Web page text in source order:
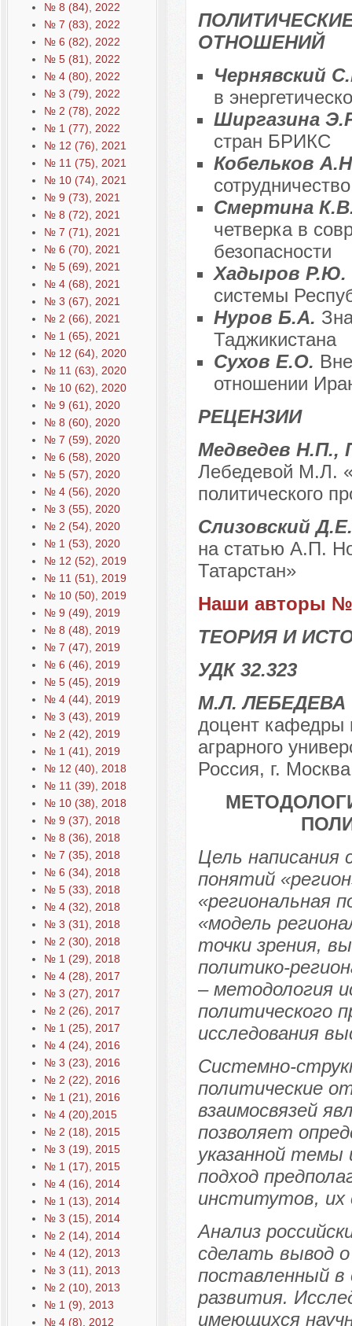
№ 8 (84), 2022
№ 7 (83), 2022
№ 6 (82), 2022
№ 5 (81), 2022
№ 4 (80), 2022
№ 3 (79), 2022
№ 2 (78), 2022
№ 1 (77), 2022
№ 12 (76), 2021
№ 11 (75), 2021
№ 10 (74), 2021
№ 9 (73), 2021
№ 8 (72), 2021
№ 7 (71), 2021
№ 6 (70), 2021
№ 5 (69), 2021
№ 4 (68), 2021
№ 3 (67), 2021
№ 2 (66), 2021
№ 1 (65), 2021
№ 12 (64), 2020
№ 11 (63), 2020
№ 10 (62), 2020
№ 9 (61), 2020
№ 8 (60), 2020
№ 7 (59), 2020
№ 6 (58), 2020
№ 5 (57), 2020
№ 4 (56), 2020
№ 3 (55), 2020
№ 2 (54), 2020
№ 1 (53), 2020
№ 12 (52), 2019
№ 11 (51), 2019
№ 10 (50), 2019
№ 9 (49), 2019
№ 8 (48), 2019
№ 7 (47), 2019
№ 6 (46), 2019
№ 5 (45), 2019
№ 4 (44), 2019
№ 3 (43), 2019
№ 2 (42), 2019
№ 1 (41), 2019
№ 12 (40), 2018
№ 11 (39), 2018
№ 10 (38), 2018
№ 9 (37), 2018
№ 8 (36), 2018
№ 7 (35), 2018
№ 6 (34), 2018
№ 5 (33), 2018
№ 4 (32), 2018
№ 3 (31), 2018
№ 2 (30), 2018
№ 1 (29), 2018
№ 4 (28), 2017
№ 3 (27), 2017
№ 2 (26), 2017
№ 1 (25), 2017
№ 4 (24), 2016
№ 3 (23), 2016
№ 2 (22), 2016
№ 1 (21), 2016
№ 4 (20),2015
№ 2 (18), 2015
№ 3 (19), 2015
№ 1 (17), 2015
№ 4 (16), 2014
№ 1 (13), 2014
№ 3 (15), 2014
№ 2 (14), 2014
№ 4 (12), 2013
№ 3 (11), 2013
№ 2 (10), 2013
№ 1 (9), 2013
№ 4 (8), 2012
ОТНОШЕНИЙ
Чернявский
в
Ширгазина
стран БРИКС
Кобельков
Смертина
четверка в
безопасности
Хадыров Р.Ю.
системы
Нуров Б.А.
Таджикистана
Сухов Е.О.
отношении
РЕЦЕНЗИИ
Медведев Н.П.,
Лебедевой М.Л.
политического
Слизовский
на статью А.П.
Татарстан»
Наши авторы №
ТЕОРИЯ И
УДК 32.323
М.Л. ЛЕБЕДЕВА
доцент кафедры
аграрного
Россия, г. Москва
Цель написания
понятий
«региональная
«модель
точки зрения,
политико-
– методология
политического
исследования
Системно-
политические
взаимосвязей
позволяет
указанной темы
подход
институтов, их
Анализ
сделать вывод
поставленный
развития.
имеющихся